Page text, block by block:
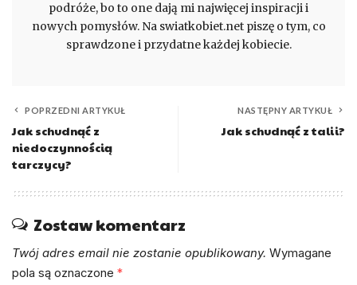
podróże, bo to one dają mi najwięcej inspiracji i
nowych pomysłów. Na swiatkobiet.net piszę o tym, co
sprawdzone i przydatne każdej kobiecie.
POPRZEDNI ARTYKUŁ
Jak schudnąć z
niedoczynnością
tarczycy?
NASTĘPNY ARTYKUŁ
Jak schudnąć z talii?
Zostaw komentarz
Twój adres email nie zostanie opublikowany. Wymagane
pola są oznaczone *